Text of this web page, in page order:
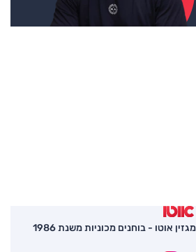
מגזין אוטו - בוחנים מכוניות משנת 1986